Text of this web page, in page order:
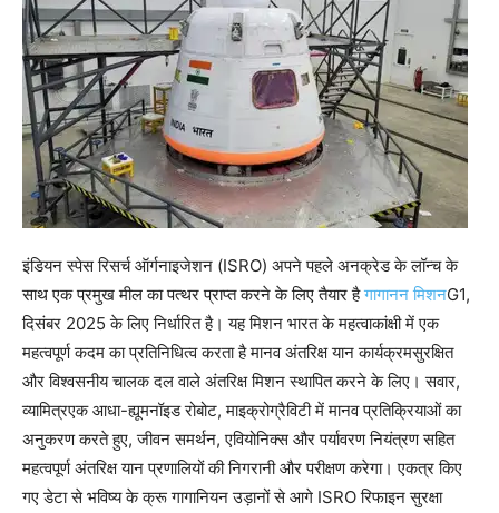
इंडियन स्पेस रिसर्च ऑर्गनाइजेशन (ISRO) अपने पहले अनक्रेड के लॉन्च के
साथ एक प्रमुख मील का पत्थर प्राप्त करने के लिए तैयार हैगागानन मिशनG1,
दिसंबर 2025 के लिए निर्धारित है। यह मिशन भारत के महत्वाकांक्षी में एक
महत्वपूर्ण कदम का प्रतिनिधित्व करता है मानव अंतरिक्ष यान कार्यक्रमसुरक्षित
और विश्वसनीय चालक दल वाले अंतरिक्ष मिशन स्थापित करने के लिए। सवार,
व्यामित्रएक आधा-ह्यूमनॉइड रोबोट, माइक्रोग्रैविटी में मानव प्रतिक्रियाओं का
अनुकरण करते हुए, जीवन समर्थन, एवियोनिक्स और पर्यावरण नियंत्रण सहित
महत्वपूर्ण अंतरिक्ष यान प्रणालियों की निगरानी और परीक्षण करेगा।एकत्र किए
गए डेटा से भविष्य के क्रू गागानियन उड़ानों से आगे ISRO रिफाइन सुरक्षा